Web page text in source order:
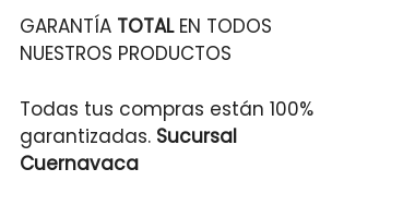
GARANTÍA TOTALEN TODOS
NUESTROS PRODUCTOS
Todas tus compras están 100%
garantizadas. Sucursal
Cuernavaca